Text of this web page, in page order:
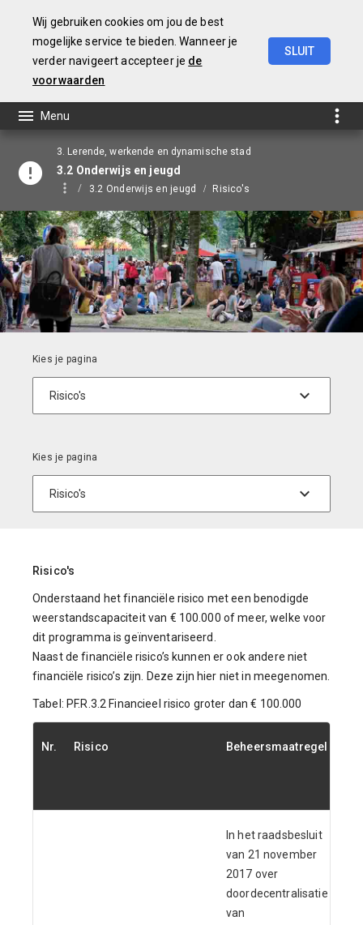
Wij gebruiken cookies om jou de best
mogelijke service te bieden. Wanneer je
verder navigeert accepteer je de
voorwaarden
SLUIT
3. Lerende, werkende en dynamische stad
3.2 Onderwijs en jeugd
3.2 Onderwijs en jeugd Risico's
Risico's
Onderstaand het financiële risico met een benodigde
weerstandscapaciteit van € 100.000 of meer, welke voor
dit programma is geïnventariseerd.
Naast de financiële risico’s kunnen er ook andere niet
financiële risico’s zijn. Deze zijn hier niet in meegenomen.
Tabel: PF.R.3.2 Financieel risico groter dan € 100.000
Nr. Risico Beheersmaatregel
In het raadsbesluit
van 21 november
2017 over
doordecentralisatie
van